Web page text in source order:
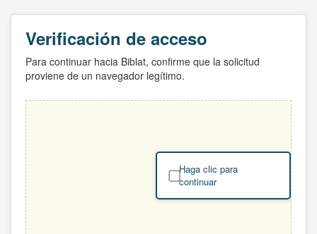
Verificación de acceso
Para continuar hacia Biblat, confirme que la solicitud
proviene de un navegador legítimo.
Haga clic para
continuar